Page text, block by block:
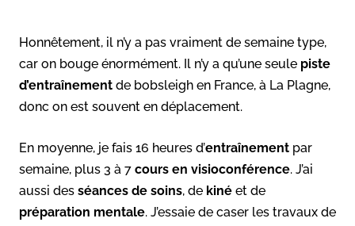
Honnêtement, il n’y a pas vraiment de semaine type,
car on bouge énormément. Il n’y a qu’une seule piste
d’entraînement de bobsleigh en France, à La Plagne,
donc on est souvent en déplacement.
En moyenne, je fais 16 heures d’entraînement par
semaine, plus 3 à 7 cours en visioconférence. J’ai
aussi des séances de soins, de kiné et de
préparation mentale. J’essaie de caser les travaux de